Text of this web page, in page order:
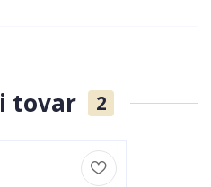
tovar 2